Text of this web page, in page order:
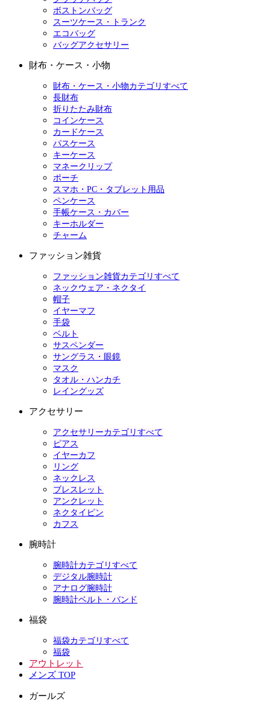
ボストンバッグ
スーツケース・トランク
エコバッグ
バッグアクセサリー
財布・ケース・小物
財布・ケース・小物カテゴリすべて
長財布
折りたたみ財布
コインケース
カードケース
パスケース
キーケース
マネークリップ
ポーチ
スマホ・PC・タブレット用品
ペンケース
手帳ケース・カバー
キーホルダー
チャーム
ファッション雑貨
ファッション雑貨カテゴリすべて
ネックウェア・ネクタイ
帽子
イヤーマフ
手袋
ベルト
サスペンダー
サングラス・眼鏡
マスク
タオル・ハンカチ
レイングッズ
アクセサリー
アクセサリーカテゴリすべて
ピアス
イヤーカフ
リング
ネックレス
ブレスレット
アンクレット
ネクタイピン
カフス
腕時計
腕時計カテゴリすべて
デジタル腕時計
アナログ腕時計
腕時計ベルト・バンド
福袋
福袋カテゴリすべて
福袋
アウトレット
メンズ TOP
ガールズ